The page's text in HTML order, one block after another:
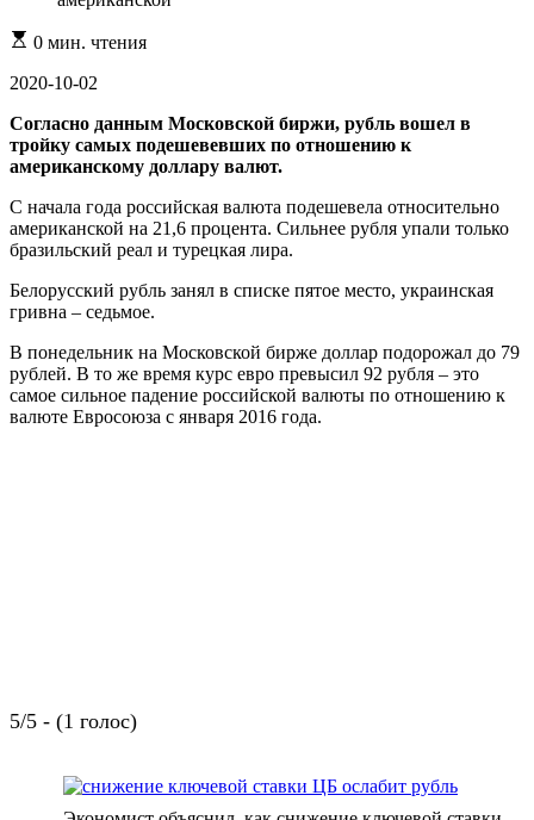
Расчетное
чтения
0 мин. чтения
2020-10-02
Согласно данным Московской биржи, рубль вошел в
тройку самых подешевевших по отношению к
американскому доллару валют.
С начала года российская валюта подешевела относительно
американской на 21,6 процента. Сильнее рубля упали только
бразильский реал и турецкая лира.
Белорусский рубль занял в списке пятое место, украинская
гривна – седьмое.
В понедельник на Московской бирже доллар подорожал до 79
рублей. В то же время курс евро превысил 92 рубля – это
самое сильное падение российской валюты по отношению к
валюте Евросоюза с января 2016 года.
5/5 - (1 голос)